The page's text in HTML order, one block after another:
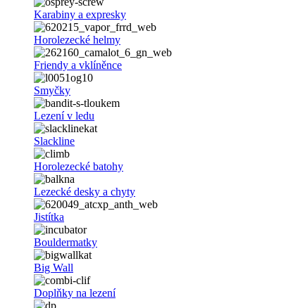
Karabiny a expresky
Horolezecké helmy
Friendy a vklíněnce
Smyčky
Lezení v ledu
Slackline
Horolezecké batohy
Lezecké desky a chyty
Jistítka
Bouldermatky
Big Wall
Doplňky na lezení